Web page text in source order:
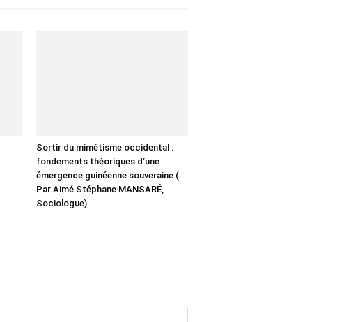
Sortir du mimétisme occidental :
fondements théoriques d’une
émergence guinéenne souveraine (
Par Aimé Stéphane MANSARÉ,
Sociologue)